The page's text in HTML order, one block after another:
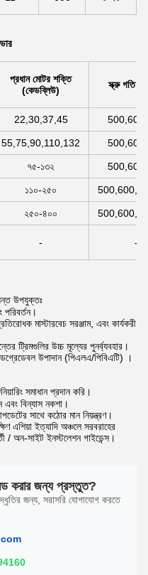
প্রধান মোটর শক্তি
(কেডব্লিউ)
স্ক্রু গতি
22,30,37,45
55,75,90,110,132
৭৫-১৩২
১১০-২৫০
২৫০-৪০০
- -
উপযুক্তঃ
মাস্টারবেচ সরঞ্জাম, এবং কার্যকরী
ট্রিমগুলির উচ্চ মূল্যের পুনর্ব্যবহার।
উপাদান (পিএলএ/পিবিএটি) ।
সমাধান প্রদান করি।
এবং বিন্যাস নকশা।
সাথে কঠোর মান নিয়ন্ত্রণ।
এশিয়া ইত্যাদি অঞ্চলে সরবরাহের
/ অন-সাইট ইনস্টলেশন গাইডেন্স।
করার জন্য প্রস্তুত?
জন্য, সরাসরি যোগাযোগ করতে